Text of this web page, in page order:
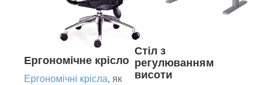
Ергономічне крісло
Ергономічні крісла, як
Стіл з
регулюванням
висоти